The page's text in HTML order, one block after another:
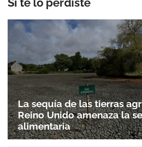
La sequía de las tierras
Reino Unido amenaza la
alimentaria